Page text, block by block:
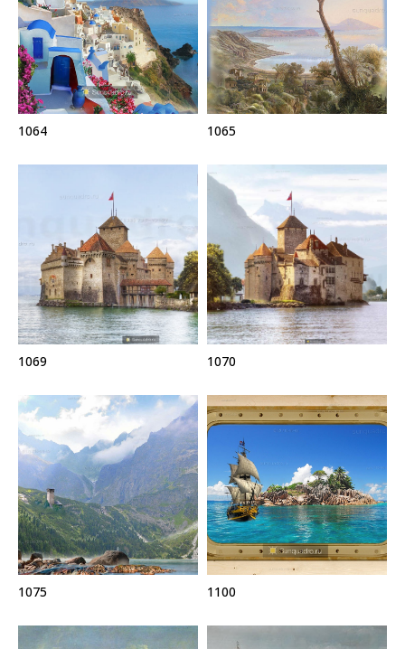
1064 1065
1069 1070
1075 1100